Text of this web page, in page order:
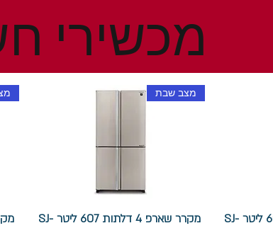
מקרר שארפ 4 דלתות 607 ליטר SJ-
מצב שבת
מקרר שארפ 4 דלתות 607 ליטר SJ-
מכשירי